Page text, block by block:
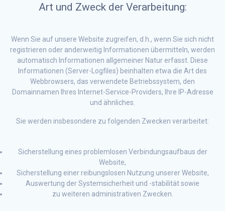
Art und Zweck der Verarbeitung:
Wenn Sie auf unsere Website zugreifen, d.h., wenn Sie sich nicht
registrieren oder anderweitig Informationen übermitteln, werden
automatisch Informationen allgemeiner Natur erfasst. Diese
Informationen (Server-Logfiles) beinhalten etwa die Art des
Webbrowsers, das verwendete Betriebssystem, den
Domainnamen Ihres Internet-Service-Providers, Ihre IP-Adresse
und ähnliches.
Sie werden insbesondere zu folgenden Zwecken verarbeitet:
Sicherstellung eines problemlosen Verbindungsaufbaus der
Website,
Sicherstellung einer reibungslosen Nutzung unserer Website,
Auswertung der Systemsicherheit und -stabilität sowie
zu weiteren administrativen Zwecken.